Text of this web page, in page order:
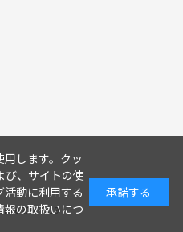
Since 2005.9.19
します。クッ
び、サイトの使
動に利用する
報の取扱いにつ
承諾する